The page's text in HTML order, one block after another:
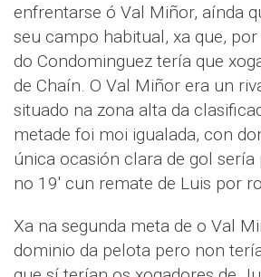
enfrentarse ó Val Miñor, aínda
seu campo habitual, xa que,
do Condominguez tería que
de Chaín. O Val Miñor era un
situado na zona alta da
metade foi moi igualada, con
única ocasión clara de gol
no 19' cun remate de Luis por
Xa na segunda meta de o Val
dominio da pelota pero non